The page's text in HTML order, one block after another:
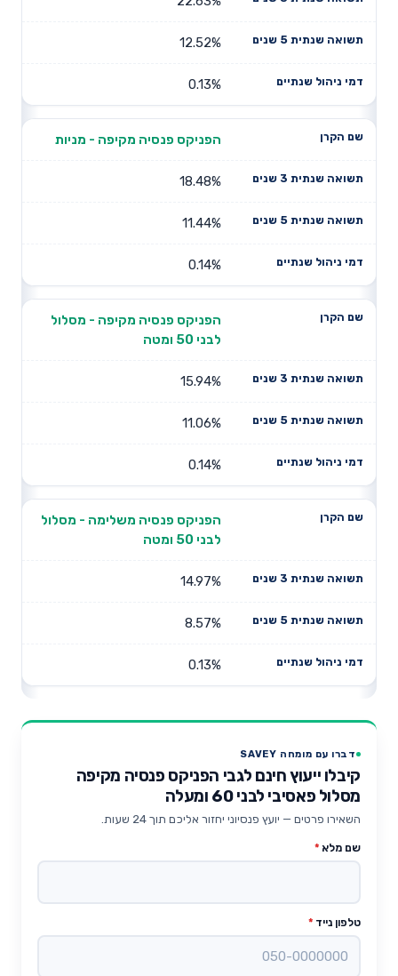
12.52%
0.13%
הפניקס פנסיה מקיפה - מניות
18.48%
11.44%
0.14%
הפניקס פנסיה מקיפה - מסלול
לבני 50 ומטה
15.94%
11.06%
0.14%
הפניקס פנסיה משלימה - מסלול
לבני 50 ומטה
14.97%
8.57%
0.13%
דברו עם מומחה SAVEY
קיבלו ייעוץ חינם לגבי הפניקס פנסיה מקיפה
מסלול פאסיבי לבני 60 ומעלה
השאירו פרטים — יועץ פנסיוני יחזור אליכם תוך 24 שעות.
שם מלא *
טלפון נייד *